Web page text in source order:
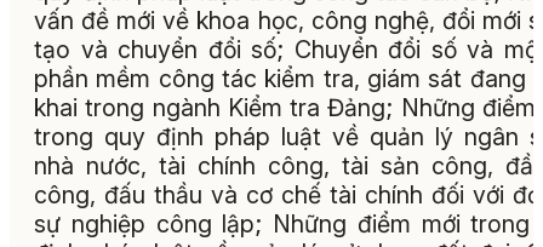
vấn đề mới về khoa học, công nghệ, đổi mới
tạo và chuyển đổi số; Chuyển đổi số và
phần mềm công tác kiểm tra, giám sát đang
khai trong ngành Kiểm tra Đảng; Những điểm
trong quy định pháp luật về quản lý ngân
nhà nước, tài chính công, tài sản công,
công, đấu thầu và cơ chế tài chính đối với
sự nghiệp công lập; Những điểm mới trong